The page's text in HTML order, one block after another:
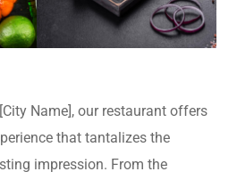
Name], our restaurant offers
that tantalizes the
impression. From the